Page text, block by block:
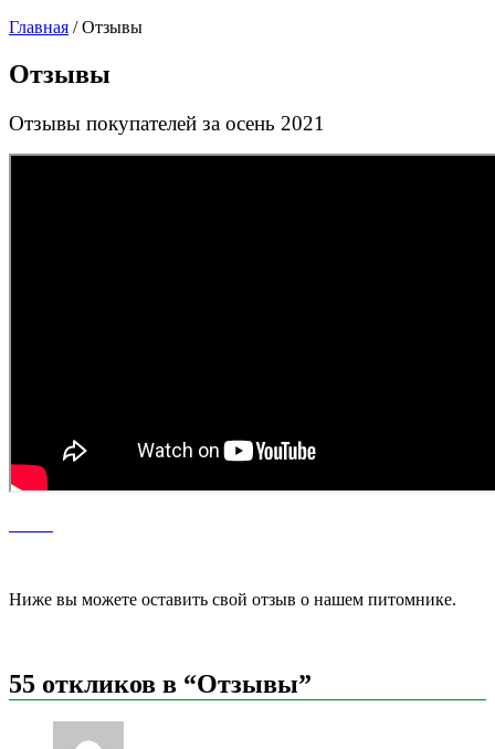
Главная / Отзывы
Отзывы
Отзывы покупателей за осень 2021
Ниже вы можете оставить свой отзыв о нашем питомнике.
55 откликов в “Отзывы”